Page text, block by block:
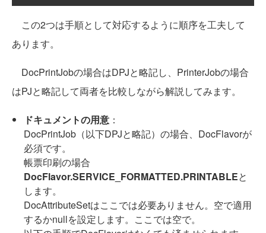
この2つは手順として対応するように順序を工夫して
あります。
DocPrintJobの場合はDPJと略記し、PrinterJobの場合
はPJと略記して両者を比較しながら解説してみます。
ドキュメントの用意 ：
DocPrintJob（以下DPJと略記）の場合、DocFlavorが
必須です。
帳票印刷の場合
DocFlavor.SERVICE_FORMATTED.PRINTABLEと
します。
DocAttributeSetはここでは必要ありません。空で適用
するかnullを設定します。ここでは空で。